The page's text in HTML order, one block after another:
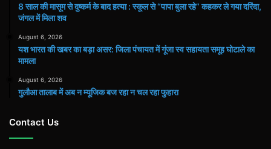
8 साल की मासूम से दुष्कर्म के बाद हत्या : स्कूल से “पापा बुला रहे” कहकर ले गया दरिंदा,
जंगल में मिला शव
August 6, 2026
यश भारत की खबर का बड़ा असर: जिला पंचायत में गूंजा स्व सहायता समूह घोटाले का
मामला
August 6, 2026
गुलौआ तालाब में अब न म्यूजिक बज रहा न चल रहा फुहारा
Contact Us